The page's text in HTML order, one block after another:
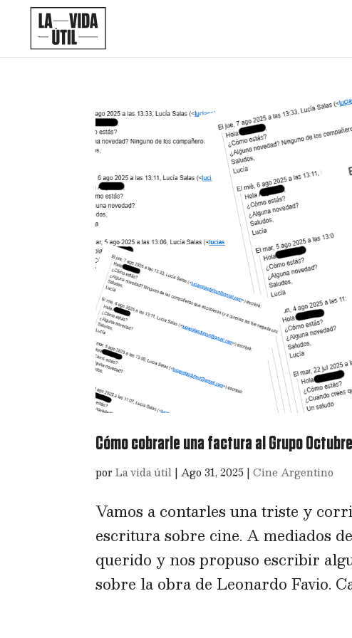
Cómo cobrarle una factura al Grupo Octubre
porLa vida útil |Ago 31, 2025 |Cine Argentino
Vamos a contarles una triste y
escritura sobre cine. A mediados
querido y nos propuso escribir
sobre la obra de Leonardo Favio.